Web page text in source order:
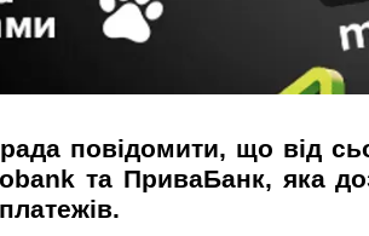
повідомити, що від
та ПриваБанк, яка